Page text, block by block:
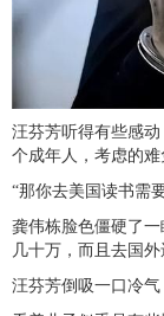
汪芬芳听得有些感
个成年人，考虑的难
“那你去美国读书需
龚伟栋脸色僵硬了
几十万，而且去国
汪芬芳倒吸一口冷